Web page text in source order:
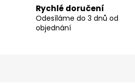
Rychlé doručení
Odesíláme do 3 dnů od
objednání